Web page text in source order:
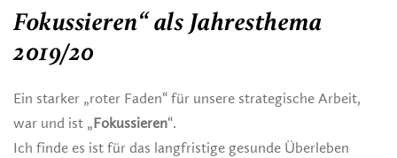
Fokussieren“ als Jahresthema
2019/20
Ein starker „roter Faden“ für unsere strategische Arbeit,
war und ist „Fokussieren“.
Ich finde es ist für das langfristige gesunde Überleben